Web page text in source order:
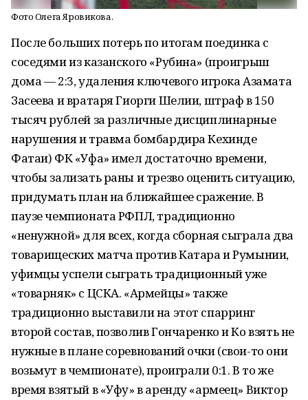
Фото Олега Яровикова.
После больших потерь по итогам поединка с
соседями из казанского «Рубина» (проигрыш
дома — 2:3, удаления ключевого игрока Азамата
Засеева и вратаря Гиорги Шелии, штраф в 150
тысяч рублей за различные дисциплинарные
нарушения и травма бомбардира Кехинде
Фатаи) ФК «Уфа» имел достаточно времени,
чтобы зализать раны и трезво оценить ситуацию,
придумать план на ближайшее сражение. В
паузе чемпионата РФПЛ, традиционно
«ненужной» для всех, когда сборная сыграла два
товарищеских матча против Катара и Румынии,
уфимцы успели сыграть традиционный уже
«товарняк» с ЦСКА. «Армейцы» также
традиционно выставили на этот спарринг
второй состав, позволив Гончаренко и Ко взять не
нужные в плане соревнований очки (свои-то они
возьмут в чемпионате), проиграли 0:1. В то же
время взятый в «Уфу» в аренду «армеец» Виктор